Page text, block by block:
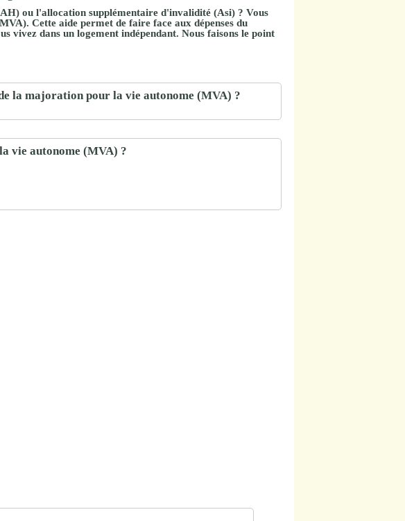
proches de
Cour et
Visiter,
découvrir
et
s'amuser
ou l'allocation supplémentaire d'invalidité (Asi) ? Vous
Cette aide permet de faire face aux dépenses du
vivez dans un logement indépendant. Nous faisons le point
la majoration pour la vie autonome (MVA) ?
vie autonome (MVA) ?